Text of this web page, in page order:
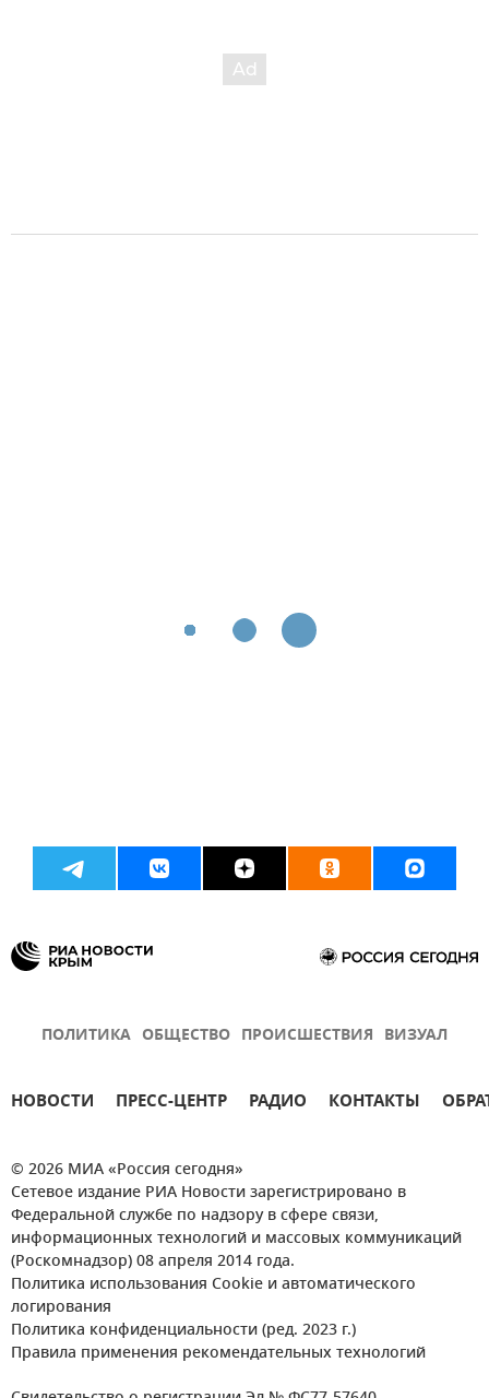
ПОЛИТИКА ОБЩЕСТВО ПРОИСШЕСТВИЯ ВИЗУАЛ
НОВОСТИ ПРЕСС-ЦЕНТР РАДИО КОНТАКТЫ
© 2026 МИА «Россия сегодня»
Сетевое издание РИА Новости зарегистрировано в
Федеральной службе по надзору в сфере связи,
информационных технологий и массовых коммуникаций
(Роскомнадзор) 08 апреля 2014 года.
Политика использования Cookie и автоматического
логирования
Политика конфиденциальности (ред. 2023 г.)
Правила применения рекомендательных технологий